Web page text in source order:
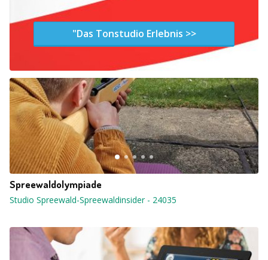
"Das Tonstudio Erlebnis >>
Spreewaldolympiade
Studio Spreewald-Spreewaldinsider - 24035